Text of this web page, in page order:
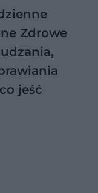
Zdrowe
jeść